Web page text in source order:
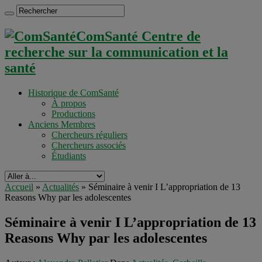
ComSanté Centre de
recherche sur la communication et la
santé
Historique de ComSanté
À propos
Productions
Anciens Membres
Chercheurs réguliers
Chercheurs associés
Étudiants
Accueil » Actualités » Séminaire à venir I L’appropriation de 13
Reasons Why par les adolescentes
Séminaire à venir I L’appropriation de 13
Reasons Why par les adolescentes